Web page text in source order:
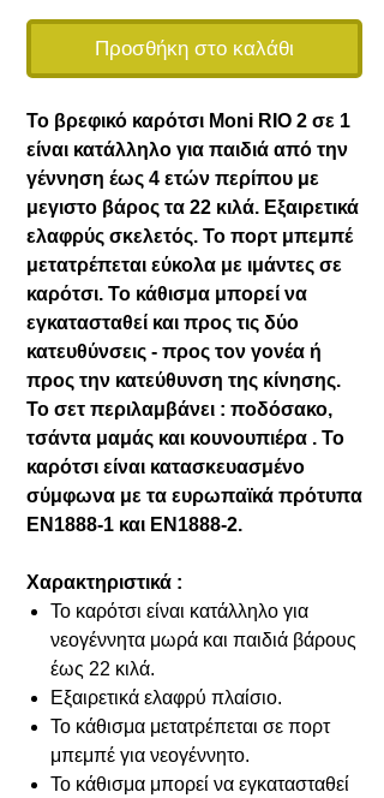
Προσθήκη στο καλάθι
Το βρεφικό καρότσι Moni RIO 2 σε 1
είναι κατάλληλο για παιδιά από την
γέννηση έως 4 ετών περίπου με
μεγιστο βάρος τα 22 κιλά. Εξαιρετικά
ελαφρύς σκελετός. Το πορτ μπεμπέ
μετατρέπεται εύκολα με ιμάντες σε
καρότσι. Το κάθισμα μπορεί να
εγκατασταθεί και προς τις δύο
κατευθύνσεις - προς τον γονέα ή
προς την κατεύθυνση της κίνησης.
Το σετ περιλαμβάνει : ποδόσακο,
τσάντα μαμάς και κουνουπιέρα . Το
καρότσι είναι κατασκευασμένο
σύμφωνα με τα ευρωπαϊκά πρότυπα
EN1888-1 και EN1888-2.
Χαρακτηριστικά :
Το καρότσι είναι κατάλληλο για
νεογέννητα μωρά και παιδιά βάρους
έως 22 κιλά.
Εξαιρετικά ελαφρύ πλαίσιο.
Το κάθισμα μετατρέπεται σε πορτ
μπεμπέ για νεογέννητο.
Το κάθισμα μπορεί να εγκατασταθεί